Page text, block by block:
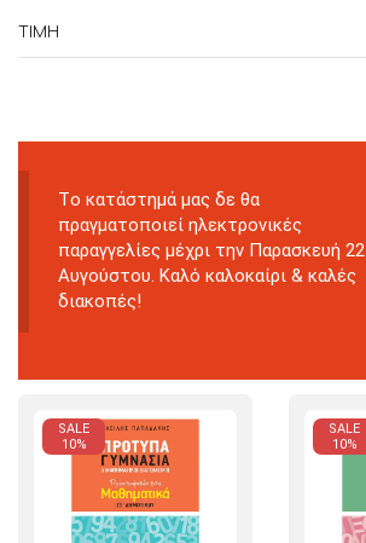
Tο κατάστημά μας δε θα
πραγματοποιεί ηλεκτρονικές
παραγγελίες μέχρι την Παρασκευή 22
Αυγούστου. Καλό καλοκαίρι & καλές
διακοπές!
SALE
10%
SALE
10%
ΤΙΜΉ